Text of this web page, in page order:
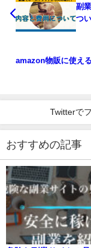
副
つ
amazon物販に使え
Twitterで
おすすめの記事